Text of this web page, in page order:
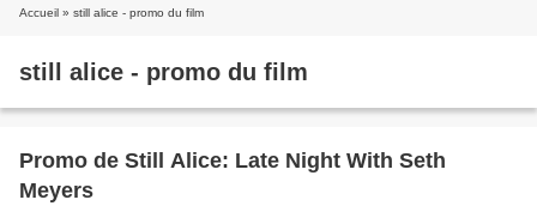
Accueil » still alice - promo du film
still alice - promo du film
Promo de Still Alice: Late Night With Seth
Meyers